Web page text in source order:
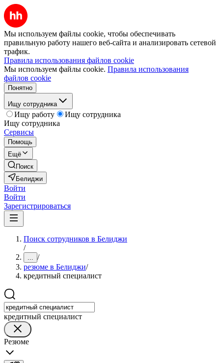
Мы используем файлы cookie, чтобы обеспечивать
правильную работу нашего веб-сайта и анализировать сетевой
трафик.
Правила использования файлов cookie
Мы используем файлы cookie. Правила использования
файлов cookie
Понятно
Ищу сотрудника
Ищу работу
Ищу сотрудника
Ищу сотрудника
Сервисы
Помощь
Ещё
Поиск
Белиджи
Войти
Войти
Зарегистрироваться
Поиск сотрудников в Белиджи
/
... /
резюме в Белиджи/
кредитный специалист
кредитный специалист
Резюме